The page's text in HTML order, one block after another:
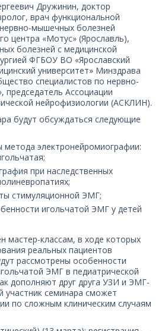
Дружинин, доктор
врач функциональной
мышечных болезней
центра «Мотус» (Ярославль),
болезней с медицинской
ФГБОУ ВО «Ярославский
университет» Минздрава
специалистов по нервно-
Ассоциации
нейрофизиологии (АСКЛИН).
будут обсуждаться следующие
метода электронейромиографии:
при наследственных
стимуляционной ЭМГ;
игольчатой ЭМГ у детей
мастер-классам, в ходе которых
реальных пациентов
рассмотрены особенности
ЭМГ в педиатрической
дополняют друг друга УЗИ и ЭМГ-
участник семинара сможет
по сложным клиническим случаям